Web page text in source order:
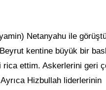
Netanyahu ile
Beyrut kentine büyük bir
rica ettim. Askerlerini geri
Hizbullah liderlerinin